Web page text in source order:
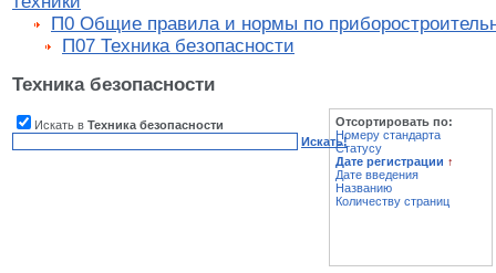
П0 Общие правила и нормы по
П07 Техника безопасности
Техника безопасности
Искать в Техника безопасности
Искать!
Отсортировать по:
Номеру стандарта
Статусу
Дате регистрации ↑
Дате введения
Названию
Количеству страниц